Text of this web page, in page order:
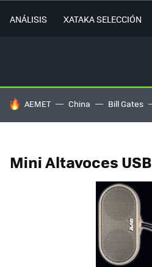
ANÁLISIS XATAKA SELECCIÓN
HOY SE HABLA DE
AEMET China Bill Gates
Mini Altavoces USB